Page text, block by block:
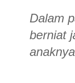
Dalam
berniat